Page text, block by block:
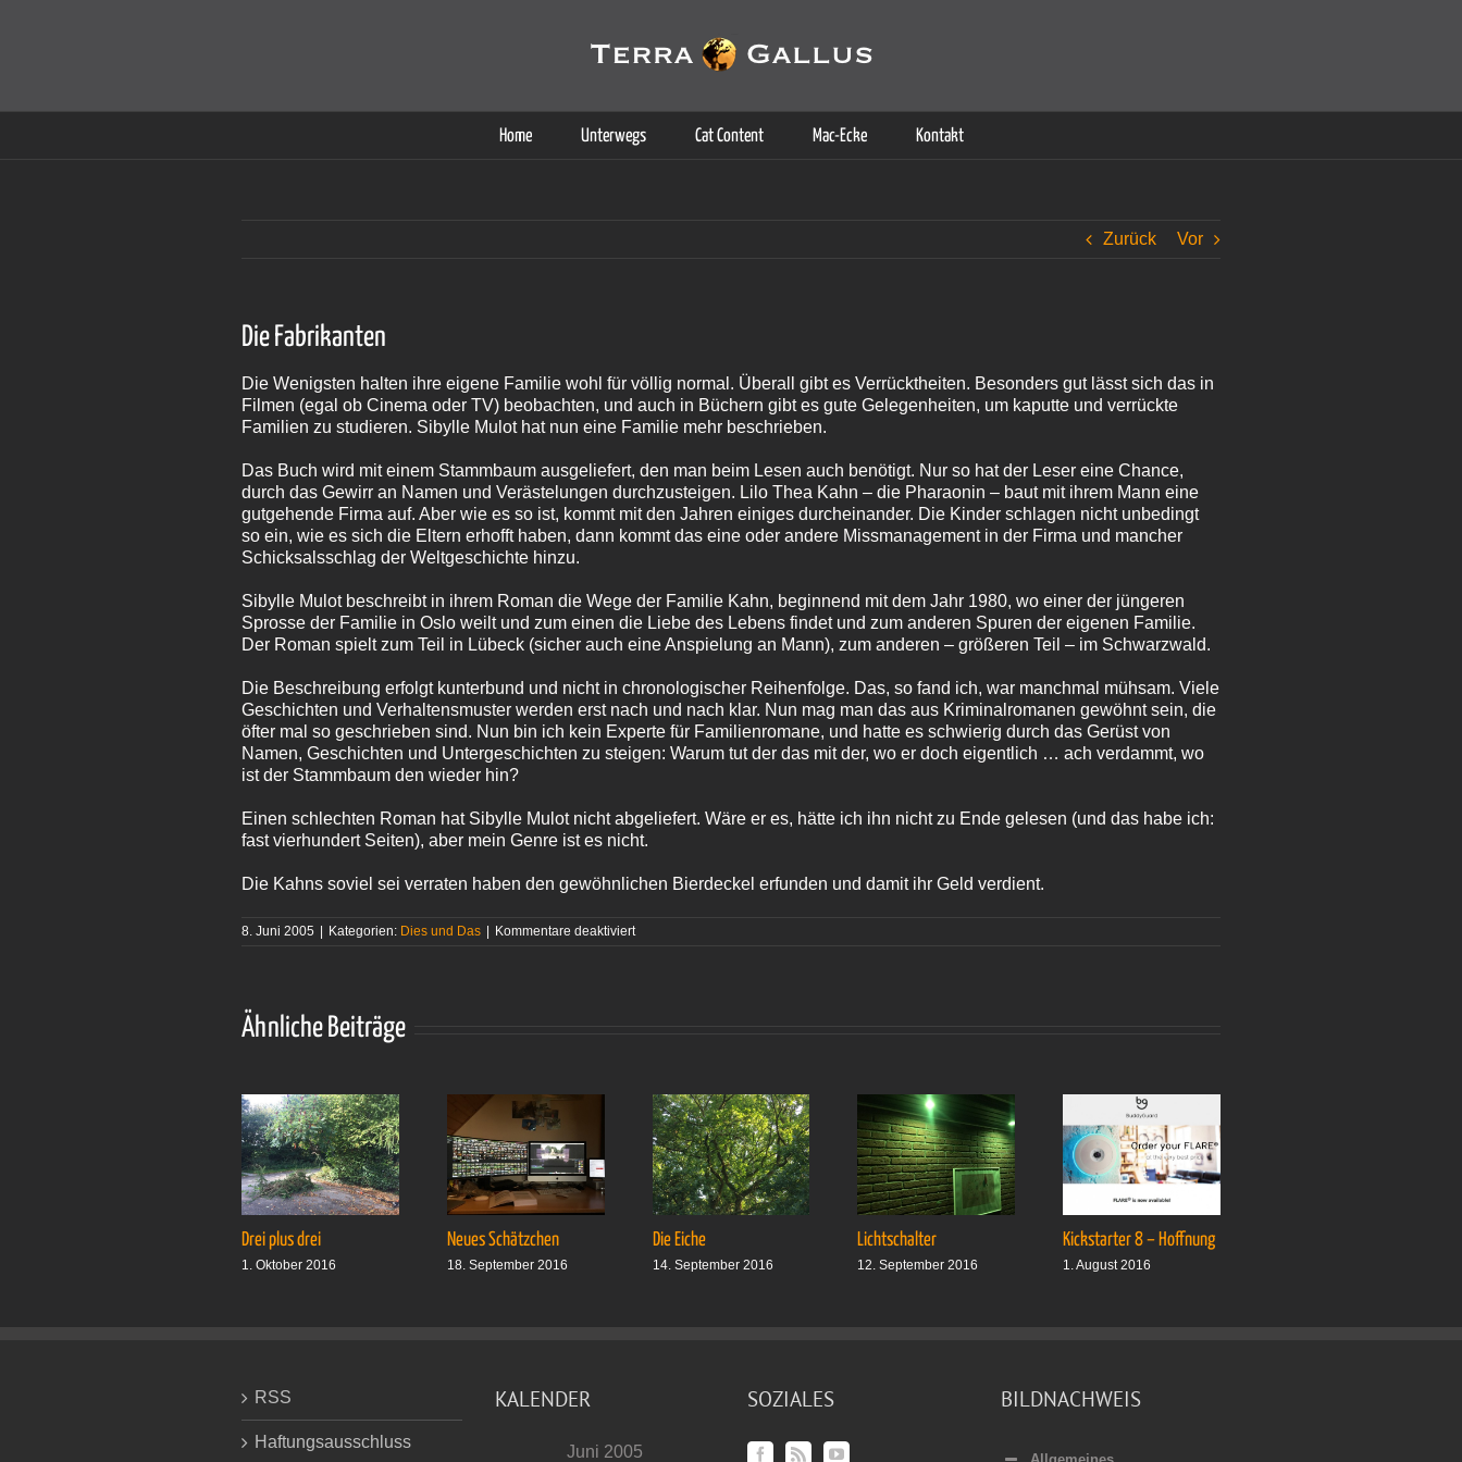
Home Unterwegs Cat Content Mac-Ecke Kontakt
Zurück Vor
Die Fabrikanten
Die Wenigsten halten ihre eigene Familie wohl für völlig normal. Überall gibt es Verrücktheiten. Besonders gut lässt sich das in
Filmen (egal ob Cinema oder TV) beobachten, und auch in Büchern gibt es gute Gelegenheiten, um kaputte und verrückte
Familien zu studieren. Sibylle Mulot hat nun eine Familie mehr beschrieben.
Das Buch wird mit einem Stammbaum ausgeliefert, den man beim Lesen auch benötigt. Nur so hat der Leser eine Chance,
durch das Gewirr an Namen und Verästelungen durchzusteigen. Lilo Thea Kahn – die Pharaonin – baut mit ihrem Mann eine
gutgehende Firma auf. Aber wie es so ist, kommt mit den Jahren einiges durcheinander. Die Kinder schlagen nicht unbedingt
so ein, wie es sich die Eltern erhofft haben, dann kommt das eine oder andere Missmanagement in der Firma und mancher
Schicksalsschlag der Weltgeschichte hinzu.
Sibylle Mulot beschreibt in ihrem Roman die Wege der Familie Kahn, beginnend mit dem Jahr 1980, wo einer der jüngeren
Sprosse der Familie in Oslo weilt und zum einen die Liebe des Lebens findet und zum anderen Spuren der eigenen Familie.
Der Roman spielt zum Teil in Lübeck (sicher auch eine Anspielung an Mann), zum anderen – größeren Teil – im Schwarzwald.
Die Beschreibung erfolgt kunterbund und nicht in chronologischer Reihenfolge. Das, so fand ich, war manchmal mühsam. Viele
Geschichten und Verhaltensmuster werden erst nach und nach klar. Nun mag man das aus Kriminalromanen gewöhnt sein, die
öfter mal so geschrieben sind. Nun bin ich kein Experte für Familienromane, und hatte es schwierig durch das Gerüst von
Namen, Geschichten und Untergeschichten zu steigen: Warum tut der das mit der, wo er doch eigentlich … ach verdammt, wo
ist der Stammbaum den wieder hin?
Einen schlechten Roman hat Sibylle Mulot nicht abgeliefert. Wäre er es, hätte ich ihn nicht zu Ende gelesen (und das habe ich:
fast vierhundert Seiten), aber mein Genre ist es nicht.
Die Kahns soviel sei verraten haben den gewöhnlichen Bierdeckel erfunden und damit ihr Geld verdient.
8. Juni 2005 | Kategorien: Dies und Das | Kommentare deaktiviertfür
Ähnliche Beiträge
Drei plus drei
1. Oktober 2016
Neues Schätzchen
18. September 2016
Die Eiche
14. September 2016
Lichtschalter
12. September 2016
Kickstarter 8 – Hoffnung
1. August 2016
RSS
Haftungsausschluss
KALENDER
Juni 2005
SOZIALES BILDNACHWEIS
Cookies helfen auf auf dieser Seite bei der Bereitstellung der Dienste. Durch die Nutzung dieser Webseite erklären Sie sich damit einverstanden, dass Cookies gesetzt werden.
Weitere Informationen